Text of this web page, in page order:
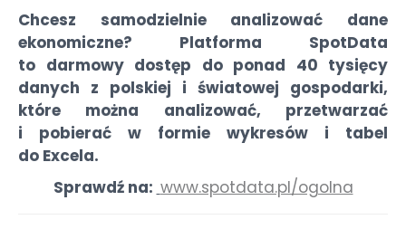
Chcesz samodzielnie analizować dane
ekonomiczne? Platforma SpotData
to darmowy dostęp do ponad 40 tysięcy
danych z polskiej i światowej gospodarki,
które można analizować, przetwarzać
i pobierać w formie wykresów i tabel
do Excela.
Sprawdź na: www.spotdata.pl/ogolna